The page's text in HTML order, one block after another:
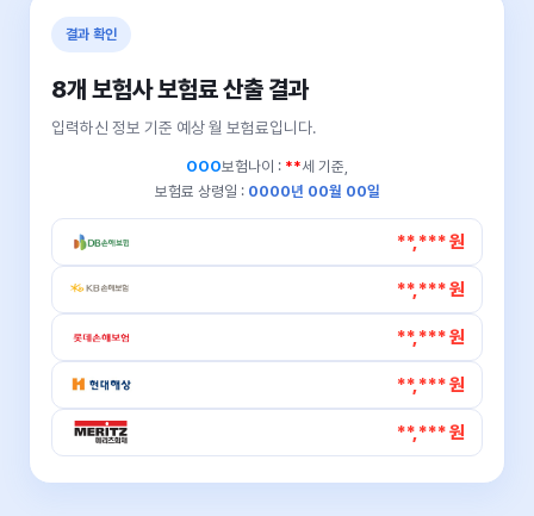
결과 확인
8개 보험사 보험료 산출 결과
입력하신 정보 기준 예상 월 보험료입니다.
OOO보험나이 : **세 기준,
보험료 상령일 : 0000년 00월 00일
**,*** 원
**,*** 원
**,*** 원
**,*** 원
**,*** 원